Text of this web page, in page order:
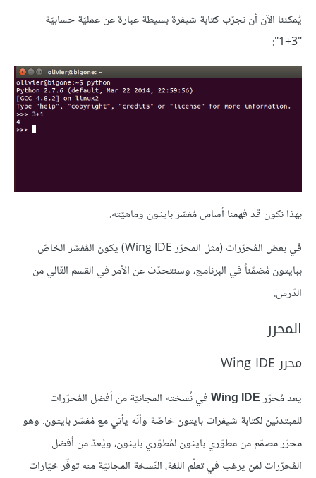
يُمكننا الآن أن نجرّب كتابة شيفرة بسيطة عبارة عن عمليّة حسابيّة
"3+1":
بهذا نكون قد فهمنا أساس مُفسّر بايثون وماهيّته.
في بعض المُحرّرات (مثل المحرّر Wing IDE) يكون المُفسّر الخاصّ
ببايثون مُضمّناً في البرنامج، وسنتحدّث عن الأمر في القسم التّالي من
الدّرس.
المحرر
محرر Wing IDE
يعد مُحرّر Wing IDE في نُسخته المجانيّة من أفضل المُحرّرات
للمبتدئين لكتابة شيفرات بايثون خاصّة وأنّه يأتي مع مُفسّر بايثون. وهو
محرّر مصمّم من مطوّري بايثون لمُطوّري بايثون، ويُعدّ من أفضل
المُحرّرات لمن يرغب في تعلّم اللغة، النّسخة المجانيّة منه توفّر خيّارات